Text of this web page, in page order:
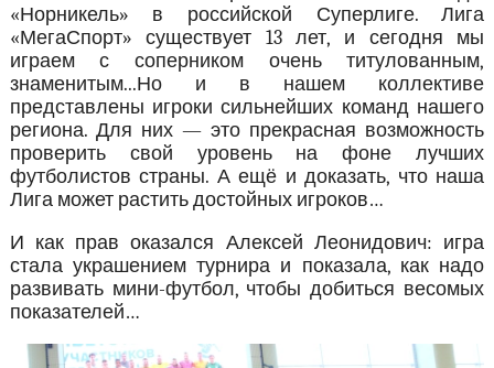
«Норникель» в российской Суперлиге. Лига
«МегаСпорт» существует 13 лет, и сегодня мы
играем с соперником очень титулованным,
знаменитым...Но и в нашем коллективе
представлены игроки сильнейших команд нашего
региона. Для них — это прекрасная возможность
проверить свой уровень на фоне лучших
футболистов страны. А ещё и доказать, что наша
Лига может растить достойных игроков…
И как прав оказался Алексей Леонидович: игра
стала украшением турнира и показала, как надо
развивать мини-футбол, чтобы добиться весомых
показателей…